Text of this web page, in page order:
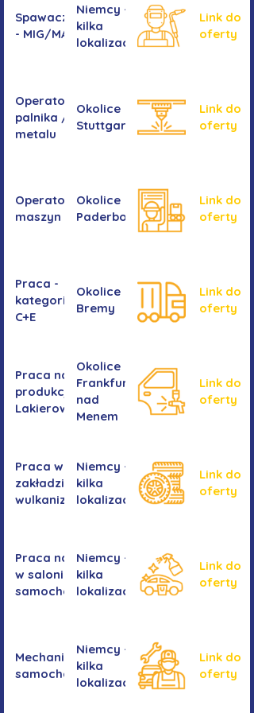
Spawacz/spawaczka
- MIG/MAG/TIG
Niemcy -
kilka
lokalizacji
Link do
oferty
Operator/operatorka
palnika / Cięcie
metalu
Okolice
Stuttgartu
Link do
oferty
Operator/operatorka
maszyn CNC
Okolice
Paderborn
Link do
oferty
Praca -
kategoria
C+E
Okolice
Bremy
Link do
oferty
Praca na
produkcji -
Lakierowanie
Okolice
Frankfurtu
nad
Menem
Link do
oferty
Praca w
zakładzie
wulkanizacyjnym
Niemcy -
kilka
lokalizacji
Link do
oferty
Praca na myjni
w salonie
samochodowym
Niemcy -
kilka
lokalizacji
Link do
oferty
Mechanika
samochodowa
Niemcy -
kilka
lokalizacji
Link do
oferty